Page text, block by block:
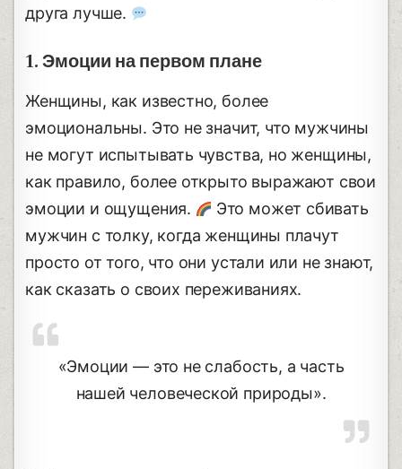
друга лучше.
1. Эмоции на первом плане
Женщины, как известно, более
эмоциональны. Это не значит, что мужчины
не могут испытывать чувства, но женщины,
как правило, более открыто выражают свои
эмоции и ощущения.
Это может сбивать
мужчин с толку, когда женщины плачут
просто от того, что они устали или не знают,
как сказать о своих переживаниях.
«Эмоции — это не слабость, а часть
нашей человеческой природы».